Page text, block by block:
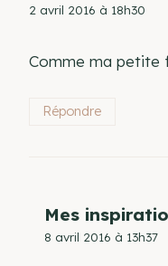
2 avril 2016 à 18h30
Comme ma petite
Répondre
Mes
8 avril 2016 à 13h37